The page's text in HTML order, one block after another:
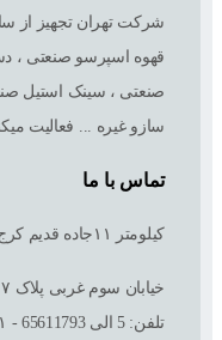
قهوه اسپرسو صنعتی ،
صنعتی ، سینک استیل
سازو غیره ... فعالیت
تماس با ما
کیلومتر ١١جاده قدیم کرج سه راه شهریار بعد از کارخانه ایران یاسا مجتمع صنعتی گلگون
خیابان سوم غربی پلاک ٧
تلفن: 5 الی 65611793 - ۰۲۱